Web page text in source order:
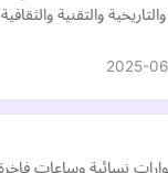
والتقنية
2025-
نسائية وساعات